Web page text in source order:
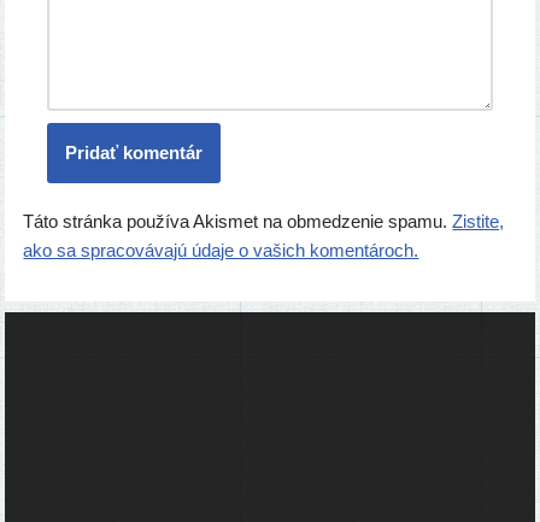
Táto stránka používa Akismet na obmedzenie spamu.Zistite,
ako sa spracovávajú údaje o vašich komentároch.